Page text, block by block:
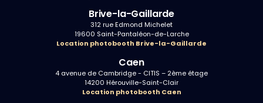
Brive-la-Gaillarde
312 rue Edmond Michelet
19600 Saint-Pantaléon-de-Larche
Location photobooth Brive-la-Gaillarde
Caen
4 avenue de Cambridge - CITIS – 2ème étage
14200 Hérouville-Saint-Clair
Location photobooth Caen